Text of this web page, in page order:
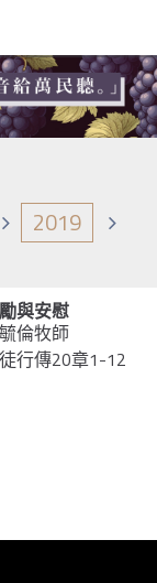
2019
與安慰
倫牧師
行傳20章1-12